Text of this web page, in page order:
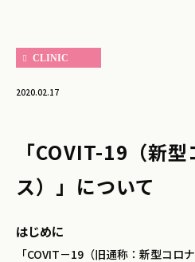
CLINIC
2020.02.17
「COVIT-19（新
ス）」について
はじめに
「COVIT－19（旧通称：新型コロ